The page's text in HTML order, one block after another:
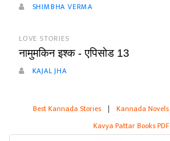
SHIMBHA VERMA
LOVE STORIES
नामुमकिन इश्क - एपिसोड 13
KAJAL JHA
Best Kannada Stories | Kannada Novels
Kavya Pattar Books PDF